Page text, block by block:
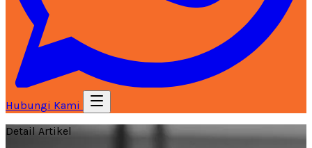
Hubungi Kami
Detail Artikel